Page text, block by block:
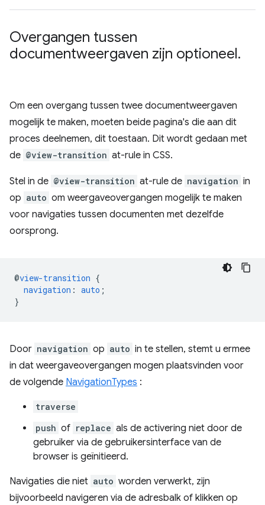
Overgangen tussen
documentweergaven zijn optioneel.
Om een ​​overgang tussen twee documentweergaven
mogelijk te maken, moeten beide pagina's die aan dit
proces deelnemen, dit toestaan. Dit wordt gedaan met
de @view-transition at-rule in CSS.
Stel in de @view-transition at-rule de navigation in
op auto om weergaveovergangen mogelijk te maken
voor navigaties tussen documenten met dezelfde
oorsprong.
@view-transition {
navigation : auto ;
}
Door navigation op auto in te stellen, stemt u ermee
in dat weergaveovergangen mogen plaatsvinden voor
de volgende NavigationTypes :
traverse
push of replace als de activering niet door de
gebruiker via de gebruikersinterface van de
browser is geïnitieerd.
Navigaties die niet auto worden verwerkt, zijn
bijvoorbeeld navigeren via de adresbalk of klikken op